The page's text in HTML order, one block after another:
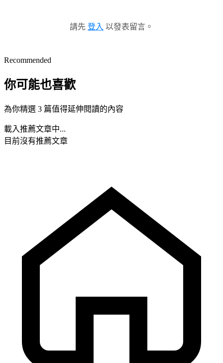
請先 登入 以發表留言。
Recommended
你可能也喜歡
為你精選 3 篇值得延伸閱讀的內容
載入推薦文章中...
目前沒有推薦文章